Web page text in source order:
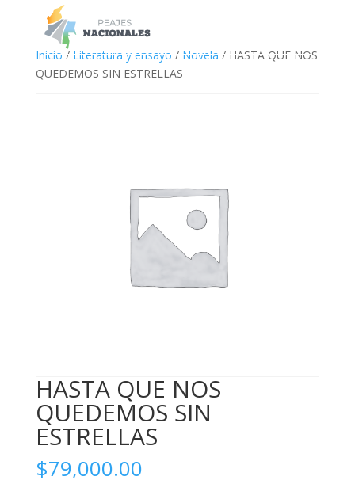
Inicio / Literatura y ensayo / Novela / HASTA QUE NOS
QUEDEMOS SIN ESTRELLAS
HASTA QUE NOS
QUEDEMOS SIN
ESTRELLAS
$79,000.00